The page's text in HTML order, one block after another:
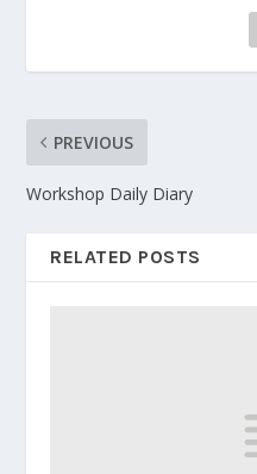
PREVIOUS
Workshop Daily Diary
RELATED POSTS